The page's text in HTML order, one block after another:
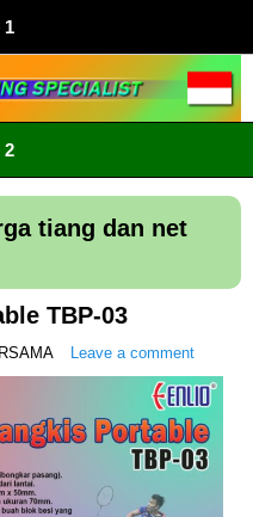
1
Yang Lengkap
2
tiang dan net
TBP-03
Leave a comment